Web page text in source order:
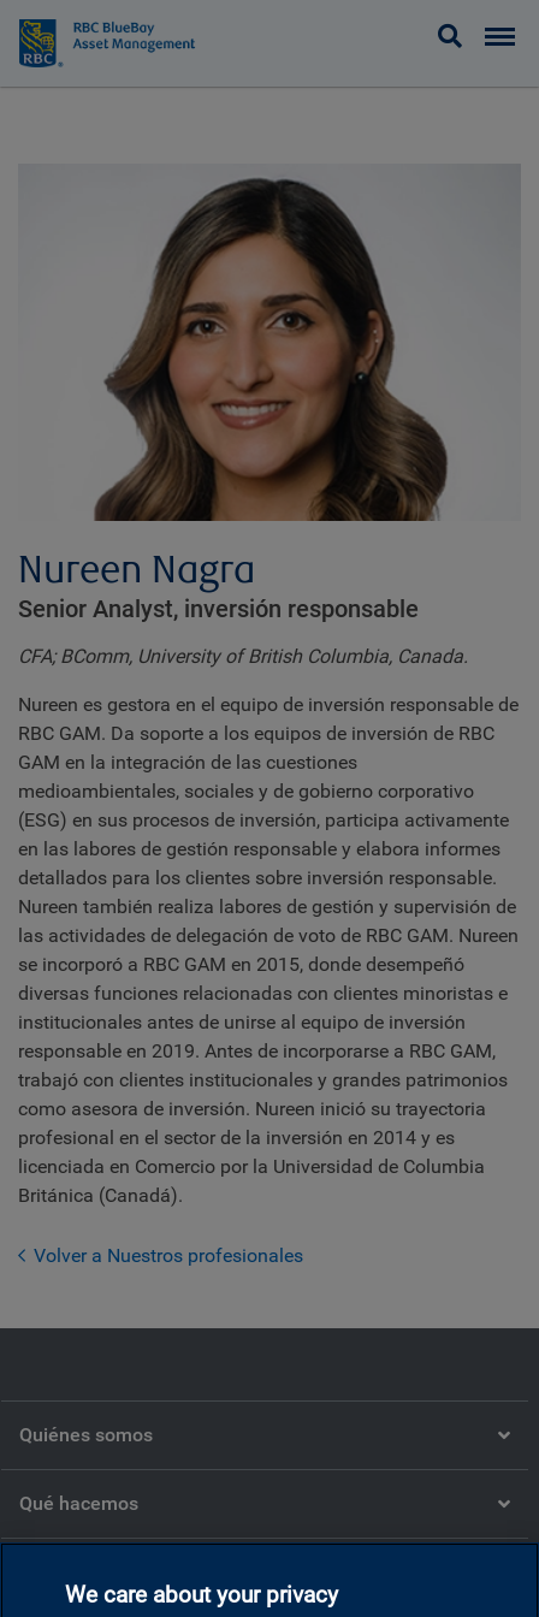
BlueBay
Nureen Nagra
Senior Analyst, inversión responsable
CFA; BComm, University of British Columbia, Canada.
Nureen es gestora en el equipo de inversión responsable de
RBC GAM. Da soporte a los equipos de inversión de RBC
GAM en la integración de las cuestiones
medioambientales, sociales y de gobierno corporativo
(ESG) en sus procesos de inversión, participa activamente
en las labores de gestión responsable y elabora informes
detallados para los clientes sobre inversión responsable.
Nureen también realiza labores de gestión y supervisión de
las actividades de delegación de voto de RBC GAM. Nureen
se incorporó a RBC GAM en 2015, donde desempeñó
diversas funciones relacionadas con clientes minoristas e
institucionales antes de unirse al equipo de inversión
responsable en 2019. Antes de incorporarse a RBC GAM,
trabajó con clientes institucionales y grandes patrimonios
como asesora de inversión. Nureen inició su trayectoria
profesional en el sector de la inversión en 2014 y es
licenciada en Comercio por la Universidad de Columbia
Británica (Canadá).
Volver a Nuestros profesionales
Quiénes somos
Qué hacemos
We care about your privacy